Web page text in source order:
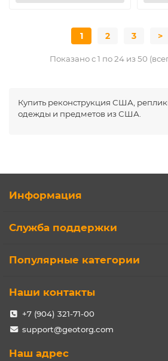
1 2 3 >
Показано с 1 по 24 из 50
Купить реконструкция США,
одежды и предметов из США.
Информация
Служба поддержки
Популярные категории
Наши контакты
+7 (904) 321-71-00
support@geotorg.com
Наш адрес